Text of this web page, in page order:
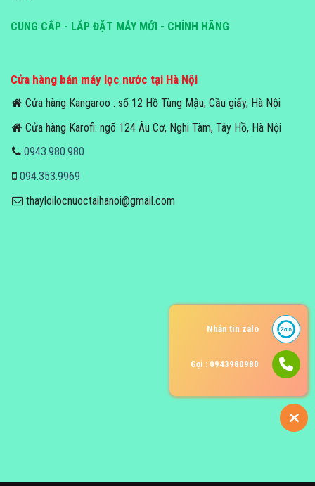
CUNG CẤP - LẮP ĐẶT MÁY MỚI - CHÍNH HÃNG
Cửa hàng bán máy lọc nước tại Hà Nội
Cửa hàng Kangaroo : số 12 Hồ Tùng Mậu, Cầu giấy, Hà Nội
Cửa hàng Karofi: ngõ 124 Âu Cơ, Nghi Tàm, Tây Hồ, Hà Nội
0943.980.980
094.353.9969
thayloilocnuoctaihanoi@gmail.com
Nhắn tin zalo
Gọi : 0943980980